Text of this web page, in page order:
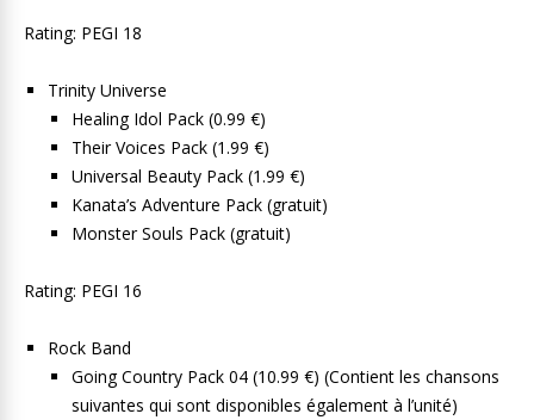
Rating: PEGI 18
Trinity Universe
Healing Idol Pack (0.99 €)
Their Voices Pack (1.99 €)
Universal Beauty Pack (1.99 €)
Kanata’s Adventure Pack (gratuit)
Monster Souls Pack (gratuit)
Rating: PEGI 16
Rock Band
Going Country Pack 04 (10.99 €) (Contient les chansons
suivantes qui sont disponibles également à l’unité)